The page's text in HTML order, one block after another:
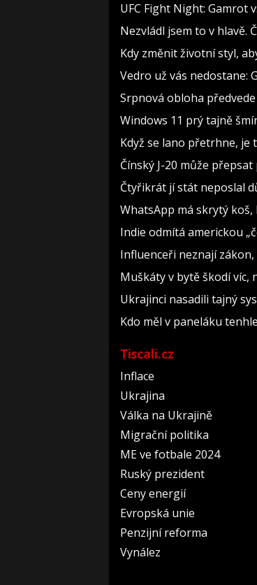
UFC Fight Night: Gamrot
Nezvládl jsem to v hlavě.
Kdy změnit životní styl,
Vedro už vás nedostane:
Srpnová obloha
Windows 11 prý tajně
Když se lano přetrhne,
Čínský J-20 může
Čtyřikrát jí stát neposlal
WhatsApp má skrytý
Indie odmítá americkou
Influenceři neznají
Muškáty v bytě škodí víc,
Ukrajinci nasadili tajný
Kdo měl v paneláku
Tiscali.cz
Inflace
Ukrajina
Válka na Ukrajině
Migrační politika
ME ve fotbale 2024
Ruský prezident
Ceny energií
Evropská unie
Penzijní reforma
Vynález